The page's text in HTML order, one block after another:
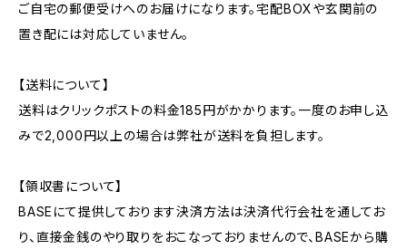
ご自宅の郵便受けへのお届けになります。宅配BOXや玄関前の
置き配には対応していません。
【送料について】
送料はクリックポストの料金185円がかかります。一度のお申し込
みで2,000円以上の場合は弊社が送料を負担します。
【領収書について】
BASEにて提供しております決済方法は決済代行会社を通してお
り、直接金銭のやり取りをおこなっておりませんので、BASEから購